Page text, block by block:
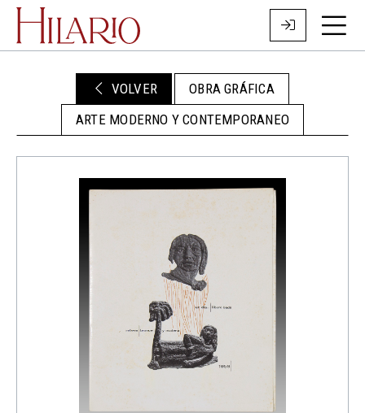
VOLVER
OBRA GRÁFICA
ARTE MODERNO Y CONTEMPORANEO